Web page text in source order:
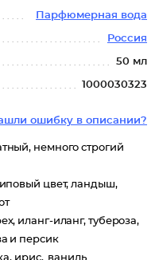
Парфюмерная вода
Россия
50 мл
1000030323
ошибку в описании?
немного строгий
цвет, ландыш,
иланг-иланг, тубероза,
и персик